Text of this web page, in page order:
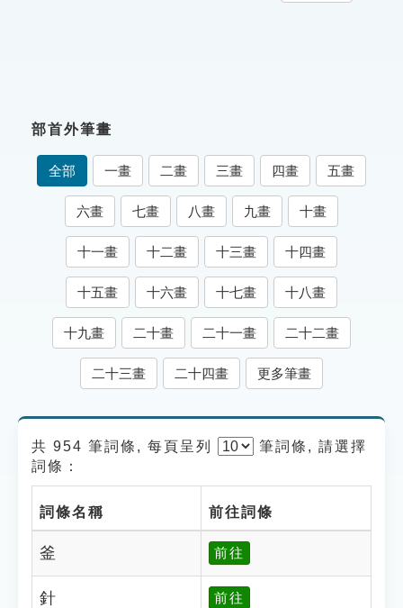
索引選單
知識索引
單字索引
生命大百科索引
遊戲專區
教學應用
部首外筆畫
全部 一畫 二畫 三畫 四畫 五畫
六畫 七畫 八畫 九畫 十畫
十一畫 十二畫 十三畫 十四畫
十五畫 十六畫 十七畫 十八畫
十九畫 二十畫 二十一畫 二十二畫
二十三畫 二十四畫 更多筆畫
共 954 筆詞條, 每頁呈列 筆詞條, 請選擇
詞條：
詞條名稱 前往詞條
釜 前往
針 前往